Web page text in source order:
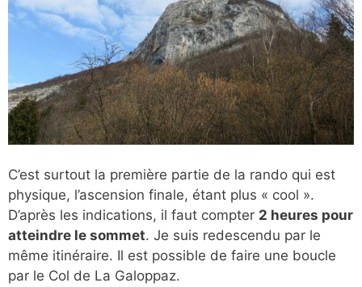
C’est surtout la première partie de la rando qui est
physique, l’ascension finale, étant plus « cool ».
D’après les indications, il faut compter 2 heures pour
atteindre le sommet. Je suis redescendu par le
même itinéraire. Il est possible de faire une boucle
par le Col de La Galoppaz.